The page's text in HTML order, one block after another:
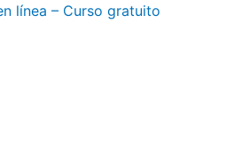
línea – Curso gratuito